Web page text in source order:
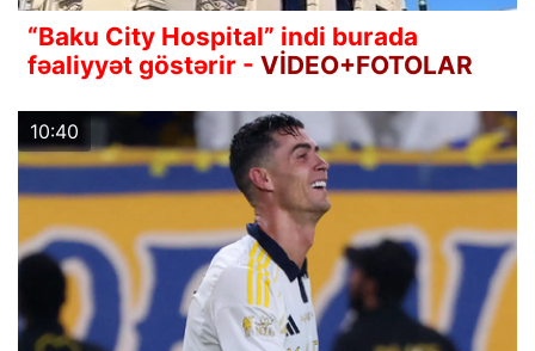
“Baku City Hospital” indi burada
fəaliyyət göstərir - VİDEO+FOTOLAR
10:40